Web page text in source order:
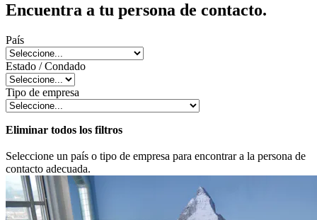
Encuentra a tu persona de contacto.
País
Estado / Condado
Tipo de empresa
Eliminar todos los filtros
Seleccione un país o tipo de empresa para encontrar a la persona de
contacto adecuada.